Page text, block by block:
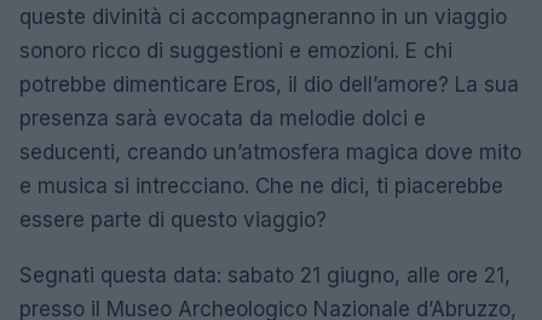
queste divinità ci accompagneranno in un viaggio
sonoro ricco di suggestioni e emozioni. E chi
potrebbe dimenticare Eros, il dio dell’amore? La sua
presenza sarà evocata da melodie dolci e
seducenti, creando un’atmosfera magica dove mito
e musica si intrecciano. Che ne dici, ti piacerebbe
essere parte di questo viaggio?
Segnati questa data: sabato 21 giugno, alle ore 21,
presso il Museo Archeologico Nazionale d’Abruzzo,